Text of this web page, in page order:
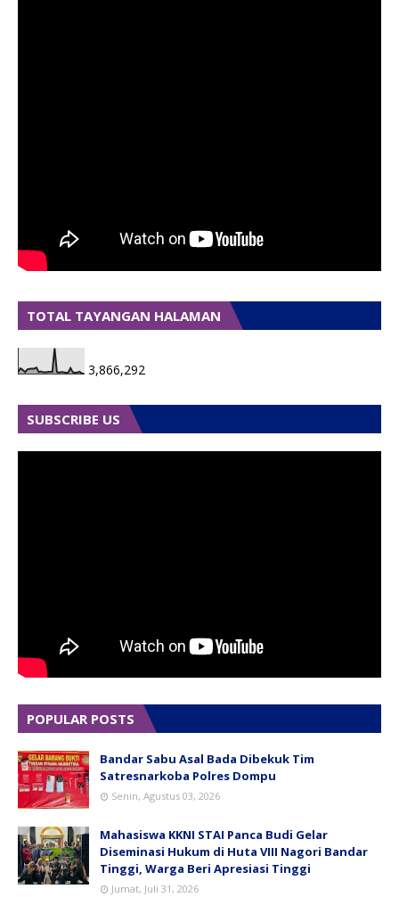
TOTAL TAYANGAN HALAMAN
3,866,292
SUBSCRIBE US
POPULAR POSTS
Bandar Sabu Asal Bada Dibekuk Tim
Satresnarkoba Polres Dompu
Senin, Agustus 03, 2026
Mahasiswa KKNI STAI Panca Budi Gelar
Diseminasi Hukum di Huta VIII Nagori Bandar
Tinggi, Warga Beri Apresiasi Tinggi
Jumat, Juli 31, 2026